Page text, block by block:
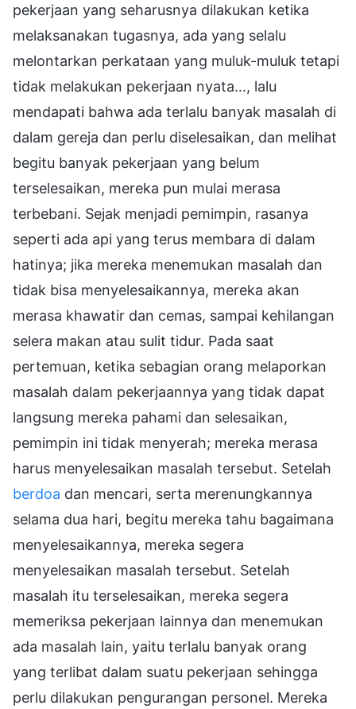
pekerjaan yang seharusnya dilakukan ketika
melaksanakan tugasnya, ada yang selalu
melontarkan perkataan yang muluk-muluk tetapi
tidak melakukan pekerjaan nyata…, lalu
mendapati bahwa ada terlalu banyak masalah di
dalam gereja dan perlu diselesaikan, dan melihat
begitu banyak pekerjaan yang belum
terselesaikan, mereka pun mulai merasa
terbebani. Sejak menjadi pemimpin, rasanya
seperti ada api yang terus membara di dalam
hatinya; jika mereka menemukan masalah dan
tidak bisa menyelesaikannya, mereka akan
merasa khawatir dan cemas, sampai kehilangan
selera makan atau sulit tidur. Pada saat
pertemuan, ketika sebagian orang melaporkan
masalah dalam pekerjaannya yang tidak dapat
langsung mereka pahami dan selesaikan,
pemimpin ini tidak menyerah; mereka merasa
harus menyelesaikan masalah tersebut. Setelah
berdoa dan mencari, serta merenungkannya
selama dua hari, begitu mereka tahu bagaimana
menyelesaikannya, mereka segera
menyelesaikan masalah tersebut. Setelah
masalah itu terselesaikan, mereka segera
memeriksa pekerjaan lainnya dan menemukan
ada masalah lain, yaitu terlalu banyak orang
yang terlibat dalam suatu pekerjaan sehingga
perlu dilakukan pengurangan personel. Mereka